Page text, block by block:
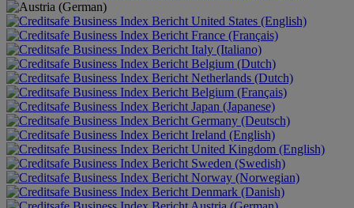
United States (English)
France (Français)
Italy (Italiano)
Belgium (Dutch)
Netherlands (Dutch)
Belgium (Français)
Japan (Japanese)
Germany (Deutsch)
Ireland (English)
United Kingdom (English)
Sweden (Swedish)
Norway (Norwegian)
Denmark (Danish)